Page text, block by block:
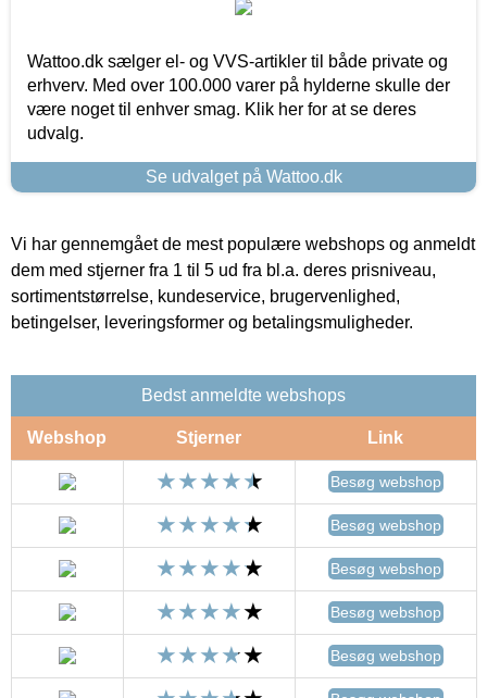
Wattoo.dk sælger el- og VVS-artikler til både private og
erhverv. Med over 100.000 varer på hylderne skulle der
være noget til enhver smag. Klik her for at se deres
udvalg.
Se udvalget på Wattoo.dk
Vi har gennemgået de mest populære webshops og anmeldt
dem med stjerner fra 1 til 5 ud fra bl.a. deres prisniveau,
sortimentstørrelse, kundeservice, brugervenlighed,
betingelser, leveringsformer og betalingsmuligheder.
Bedst anmeldte webshops
Webshop Stjerner Link
Besøg webshop
Besøg webshop
Besøg webshop
Besøg webshop
Besøg webshop